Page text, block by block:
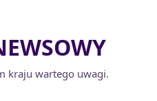
kraju wartego uwagi.